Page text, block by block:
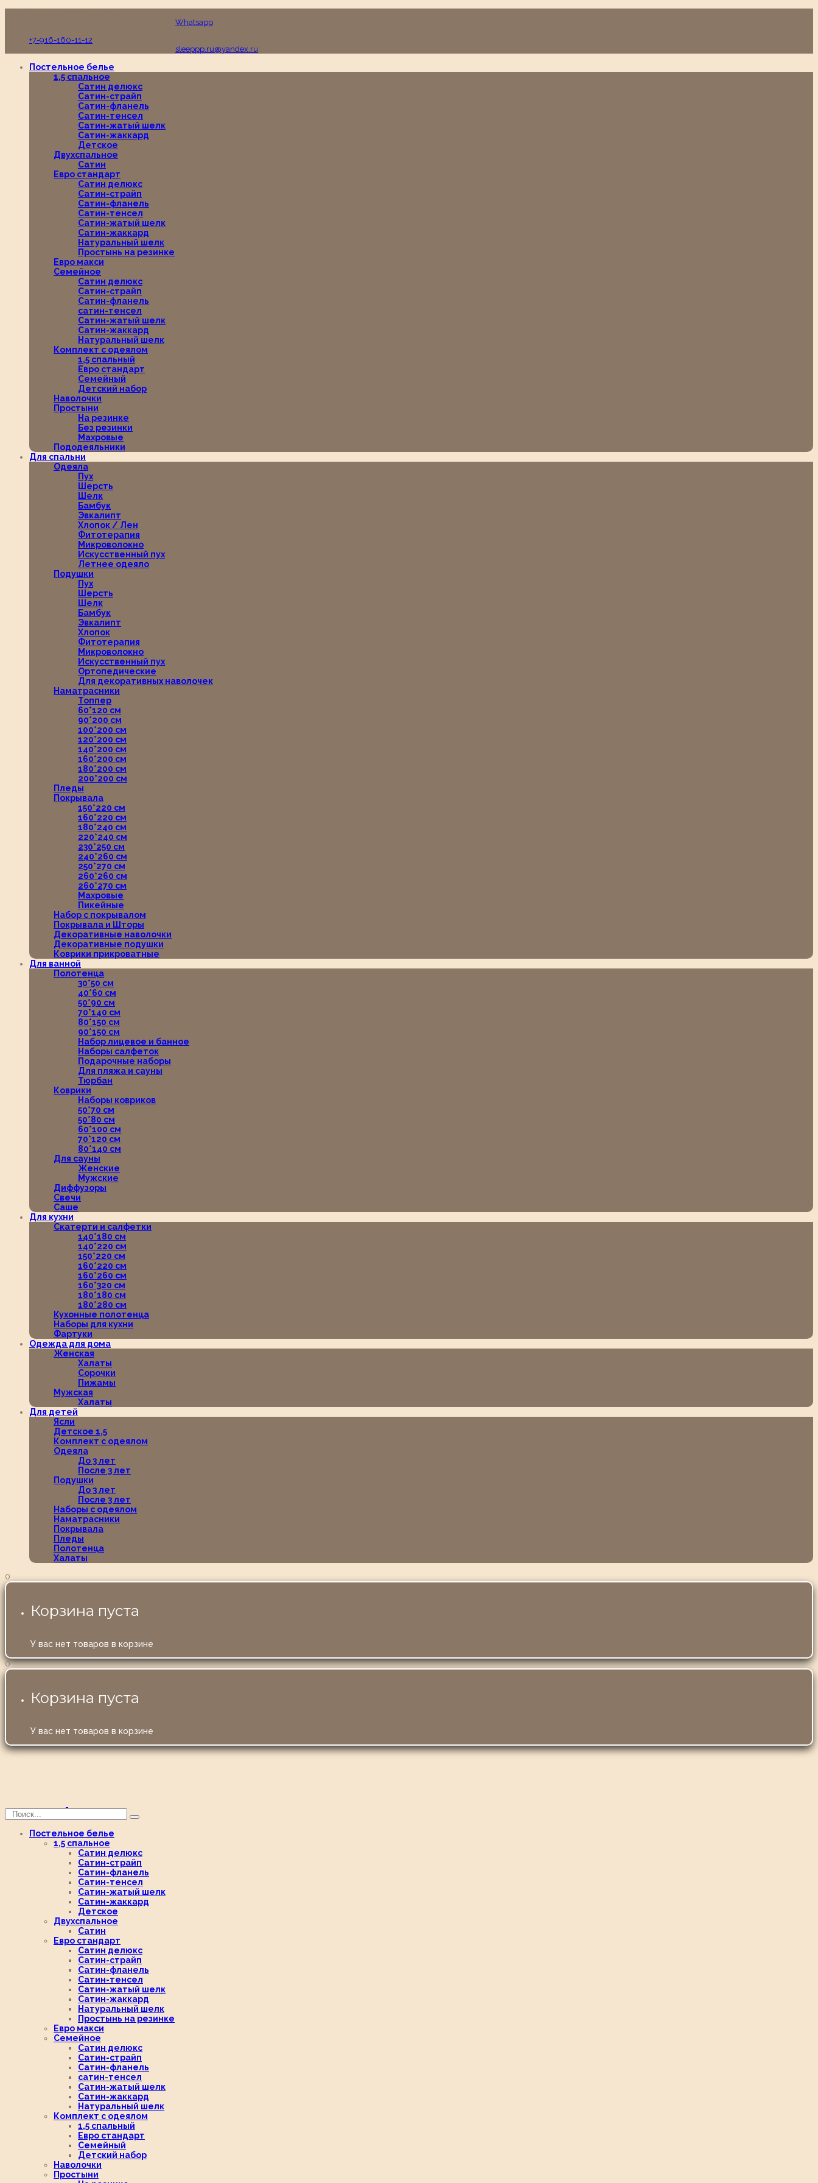
Whatsapp
+7-916-160-11-12
sleeppp.ru@yandex.ru
Постельное белье
1,5 спальное
Сатин делюкс
Сатин-страйп
Сатин-фланель
Сатин-тенсел
Сатин-жатый шелк
Сатин-жаккард
Детское
Двухспальное
Сатин
Евро стандарт
Сатин делюкс
Сатин-страйп
Сатин-фланель
Сатин-тенсел
Сатин-жатый шелк
Сатин-жаккард
Натуральный шелк
Простынь на резинке
Евро макси
Семейное
Сатин делюкс
Сатин-страйп
Сатин-фланель
сатин-тенсел
Сатин-жатый шелк
Сатин-жаккард
Натуральный шелк
Комплект с одеялом
1,5 спальный
Евро стандарт
Семейный
Детский набор
Наволочки
Простыни
На резинке
Без резинки
Махровые
Пододеяльники
Для спальни
Одеяла
Пух
Шерсть
Шелк
Бамбук
Эвкалипт
Хлопок / Лен
Фитотерапия
Микроволокно
Искусственный пух
Летнее одеяло
Подушки
Пух
Шерсть
Шелк
Бамбук
Эвкалипт
Хлопок
Фитотерапия
Микроволокно
Искусственный пух
Ортопедические
Для декоративных наволочек
Наматрасники
Топпер
60*120 см
90*200 см
100*200 см
120*200 см
140*200 см
160*200 см
180*200 см
200*200 см
Пледы
Покрывала
150*220 см
160*220 см
180*240 см
220*240 см
230*250 см
240*260 см
250*270 см
260*260 см
260*270 см
Махровые
Пикейные
Набор с покрывалом
Покрывала и Шторы
Декоративные наволочки
Декоративные подушки
Коврики прикроватные
Для ванной
Полотенца
30*50 см
40*60 см
50*90 см
70*140 см
80*150 см
90*150 см
Набор лицевое и банное
Наборы салфеток
Подарочные наборы
Для пляжа и сауны
Тюрбан
Коврики
Наборы ковриков
50*70 см
50*80 см
60*100 см
70*120 см
80*140 см
Для сауны
Женские
Мужские
Диффузоры
Свечи
Саше
Для кухни
Скатерти и салфетки
140*180 см
140*220 см
150*220 см
160*220 см
160*260 см
160*320 см
180*180 см
180*280 см
Кухонные полотенца
Наборы для кухни
Фартуки
Одежда для дома
Женская
Халаты
Сорочки
Пижамы
Мужская
Халаты
Для детей
Ясли
Детское 1,5
Комплект с одеялом
Одеяла
До 3 лет
После 3 лет
Подушки
До 3 лет
После 3 лет
Наборы с одеялом
Наматрасники
Покрывала
Пледы
Полотенца
Халаты
0
Корзина пуста
У вас нет товаров в корзине
0
Корзина пуста
У вас нет товаров в корзине
Постельное белье
1,5 спальное
Сатин делюкс
Сатин-страйп
Сатин-фланель
Сатин-тенсел
Сатин-жатый шелк
Сатин-жаккард
Детское
Двухспальное
Сатин
Евро стандарт
Сатин делюкс
Сатин-страйп
Сатин-фланель
Сатин-тенсел
Сатин-жатый шелк
Сатин-жаккард
Натуральный шелк
Простынь на резинке
Евро макси
Семейное
Сатин делюкс
Сатин-страйп
Сатин-фланель
сатин-тенсел
Сатин-жатый шелк
Сатин-жаккард
Натуральный шелк
Комплект с одеялом
1,5 спальный
Евро стандарт
Семейный
Детский набор
Наволочки
Простыни